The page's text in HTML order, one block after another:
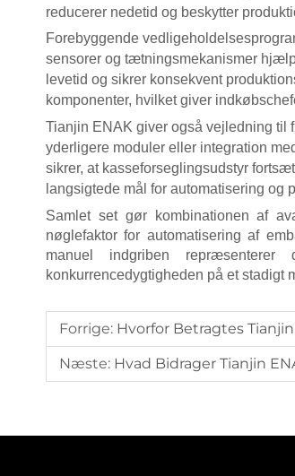
reducerer nedetid og beskytter
Forebyggende
sensorer og tætningsmekanismer
levetid og sikrer konsekvent
komponenter, hvilket giver
Tianjin ENAK giver også vejledning til
yderligere moduler eller integration
sikrer, at kasseforseglingsudstyr
langsigtede mål for automatisering og
Samlet set gør kombinationen af
nøglefaktor for automatisering af
manuel indgriben
konkurrencedygtigheden på et stadigt
Forrige: Hvorfor Betragtes Tianjin
Næste: Hvad Bidrager Tianjin